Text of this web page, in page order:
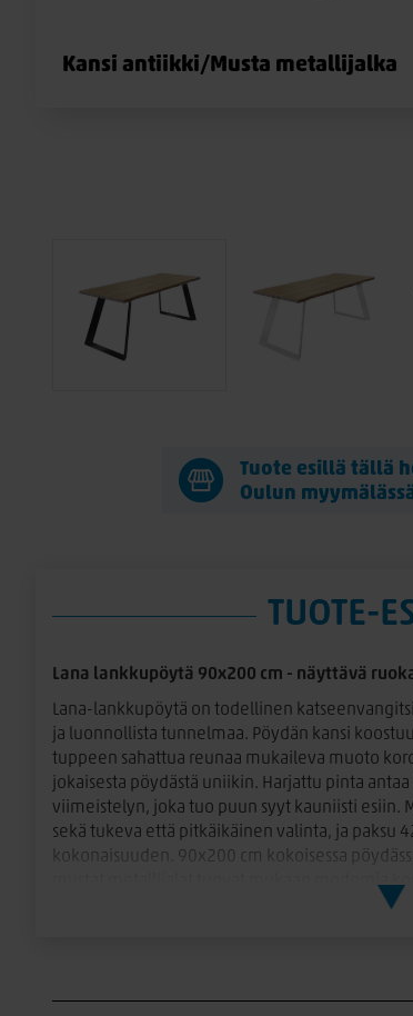
Kansi antiikki/Musta metallijalka
Tuote esillä tällä
Oulun
TUOTE-
Lana lankkupöytä 90x200 cm - näyttävä
Lana-lankkupöytä on todellinen
ja luonnollista tunnelmaa. Pöydän kansi
tuppeen sahattua reunaa mukaileva muoto
jokaisesta pöydästä uniikin. Harjattu pinta
viimeistelyn, joka tuo puun syyt kauniisti esiin.
sekä tukeva että pitkäikäinen valinta, ja paksu
kokonaisuuden. 90x200 cm kokoisessa
mustat metallijalat tuovat mukaan modernia
luonnollisen puun rouheuden ja metallin
Lisätila helposti jatkopalalla